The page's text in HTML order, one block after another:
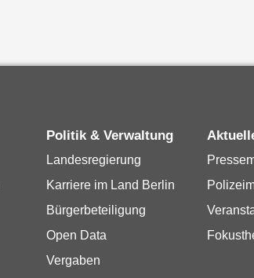
Politik & Verwaltung
Landesregierung
Karriere im Land Berlin
Bürgerbeteiligung
Open Data
Vergaben